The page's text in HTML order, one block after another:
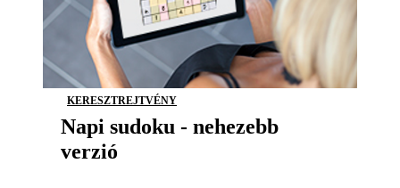
KERESZTREJTVÉNY
Napi sudoku - nehezebb
verzió